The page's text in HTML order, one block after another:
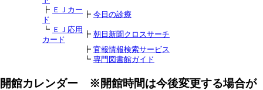
┣ ＥＪカー
ド
┣ 今日の診療
┗ ＥＪ応用
カード
┣ 朝日新聞クロスサーチ
┣ 官報情報検索サービス
┗ 専門図書館ガイド
開館カレンダー ※開館時間は今後変更する場合が